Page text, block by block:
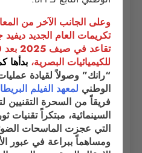
وعلى الجانب الآخر من
للكيميائيات البصرية، بدأها
“رانك” وصولاً لقيادة
الوطني لمعهد الفيلم
فريقاً من السحرة التقنيين
السينمائية، مبتكراً تقنيات
التي عجزت الماسحات
ومساهماً ببراعة في عبور